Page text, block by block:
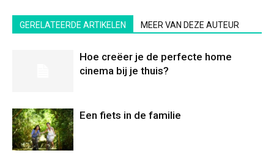
GERELATEERDE ARTIKELEN MEER VAN DEZE AUTEUR
Hoe creëer je de perfecte home
cinema bij je thuis?
Een fiets in de familie